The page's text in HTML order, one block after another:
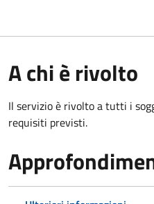
A chi è rivolto
Il servizio è rivolto a tutti i
requisiti previsti.